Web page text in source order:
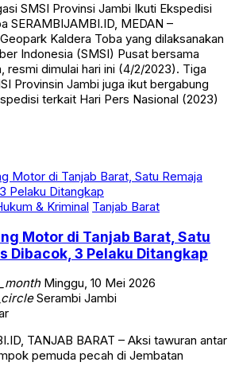
SMSI Provinsi Jambi Ikuti Ekspedisi
SERAMBIJAMBI.ID, MEDAN –
Kaldera Toba yang dilaksanakan
Indonesia (SMSI) Pusat bersama
resmi dimulai hari ini (4/2/2023). Tiga
Provinsin Jambi juga ikut bergabung
terkait Hari Pers Nasional (2023)
& Kriminal Tanjab Barat
Motor di Tanjab Barat, Satu
Dibacok, 3 Pelaku Ditangkap
Minggu, 10 Mei 2026
Serambi Jambi
TANJAB BARAT – Aksi tawuran antar
pemuda pecah di Jembatan